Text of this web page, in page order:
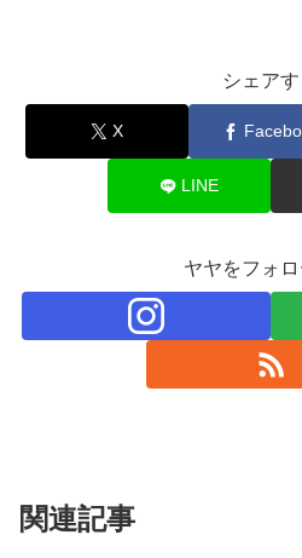
シェアす
X
LINE
ヤヤをフォ
関連記事